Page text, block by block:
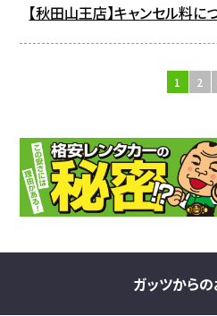
【秋田山王店】キャンセル料に
1 2
ガッツから